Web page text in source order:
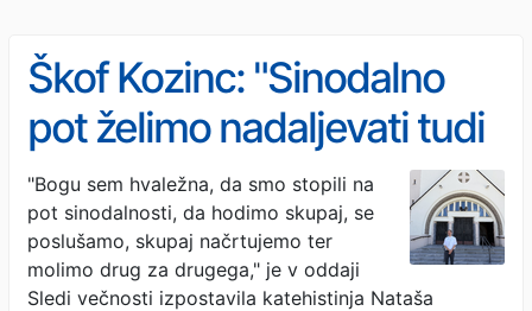
Škof Kozinc: "Sinodalno
pot želimo nadaljevati tudi
v prihodnje"
"Bogu sem hvaležna, da smo stopili na
pot sinodalnosti, da hodimo skupaj, se
poslušamo, skupaj načrtujemo ter
molimo drug za drugega," je v oddaji
Sledi večnosti izpostavila katehistinja Nataša